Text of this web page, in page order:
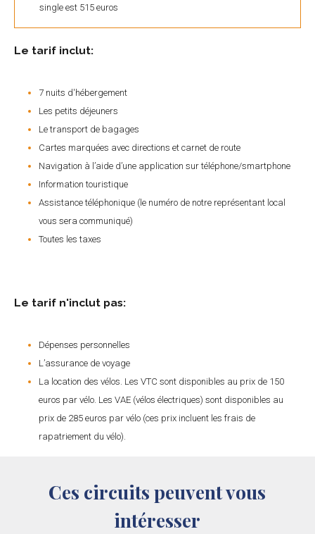
single est 515 euros
Le tarif inclut:
7 nuits d'hébergement
Les petits déjeuners
Le transport de bagages
Cartes marquées avec directions et carnet de route
Navigation à l’aide d’une application sur téléphone/smartphone
Information touristique
Assistance téléphonique (le numéro de notre représentant local
vous sera communiqué)
Toutes les taxes
Le tarif n'inclut pas:
Dépenses personnelles
L’assurance de voyage
La location des vélos. Les VTC sont disponibles au prix de 150
euros par vélo. Les VAE (vélos électriques) sont disponibles au
prix de 285 euros par vélo (ces prix incluent les frais de
rapatriement du vélo).
Ces circuits peuvent vous
intéresser